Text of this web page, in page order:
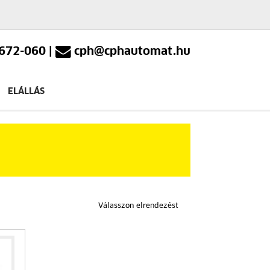
060| cph@cphautomat.hu
ELÁLLÁS
Válasszon elrendezést